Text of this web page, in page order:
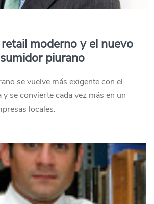
moderno y el nuevo
piurano
se vuelve más exigente con el
se convierte cada vez más en un
locales.